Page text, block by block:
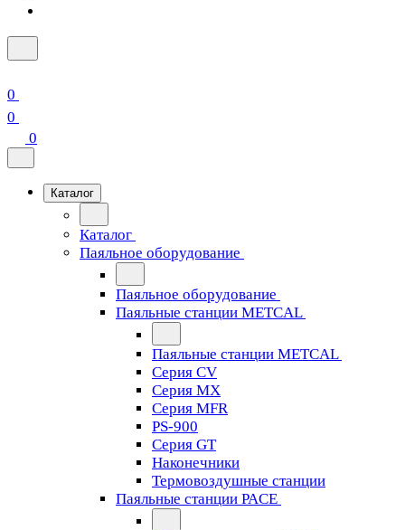
0
0
0
Каталог
Каталог
Паяльное оборудование
Паяльное оборудование
Паяльные станции METCAL
Паяльные станции METCAL
Серия CV
Серия MX
Серия MFR
PS-900
Серия GT
Наконечники
Термовоздушные станции
Паяльные станции PACE